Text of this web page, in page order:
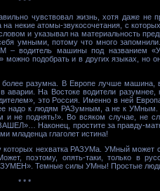
чувствовал жизнь, хотя даже не
некие атомы-звукосочетания, с
и указывал на материальность
умными, потому что много
– водитель машины под названием
подобрать и в других языках, но
разумна. В Европе лучше машина,
На Востоке водители
это Россия. Именно в ней
надо к людям РАЗумным, а не к
поднять!». Во всяком случае, не
Наконец, простите за правду-
младенца глаголет истина!
нехватка РАЗУМа. УМный может
поэтому, опять-таки, только в
Темные силы УМны! Простые
* * *